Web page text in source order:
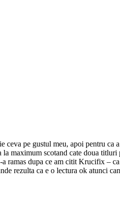
ceva pe gustul meu, apoi pentru ca
maximum scotand cate doua
ramas dupa ce am citit Krucifix –
rezulta ca e o lectura ok atunci